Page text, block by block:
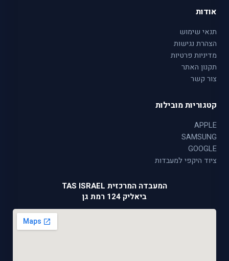
אודות
תנאי שימוש
הצהרת נגישות
מדיניות פרטיות
תקנון האתר
צור קשר
קטגוריות מובילות
APPLE
SAMSUNG
GOOGLE
ציוד היקפי למעבדות
המעבדה המרכזית TAS ISRAEL
ביאליק 124 רמת גן